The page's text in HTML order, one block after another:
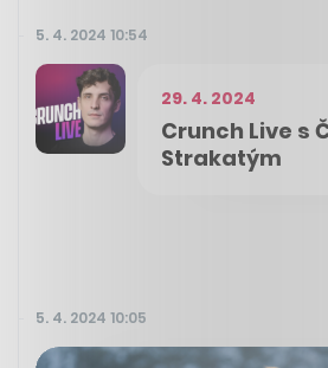
5. 4. 2024 10:54
29. 4. 2024
Crunch Live s
Strakatým
5. 4. 2024 10:05